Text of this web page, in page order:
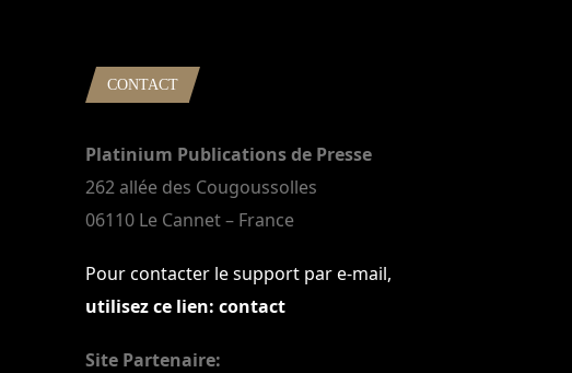
CONTACT
Platinium Publications de Presse
262 allée des Cougoussolles
06110 Le Cannet – France
Pour contacter le support par e-mail,
utilisez ce lien: contact
Site Partenaire: